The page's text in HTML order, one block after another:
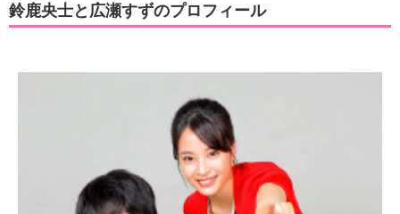
鈴鹿央士と広瀬すずのプロフィール